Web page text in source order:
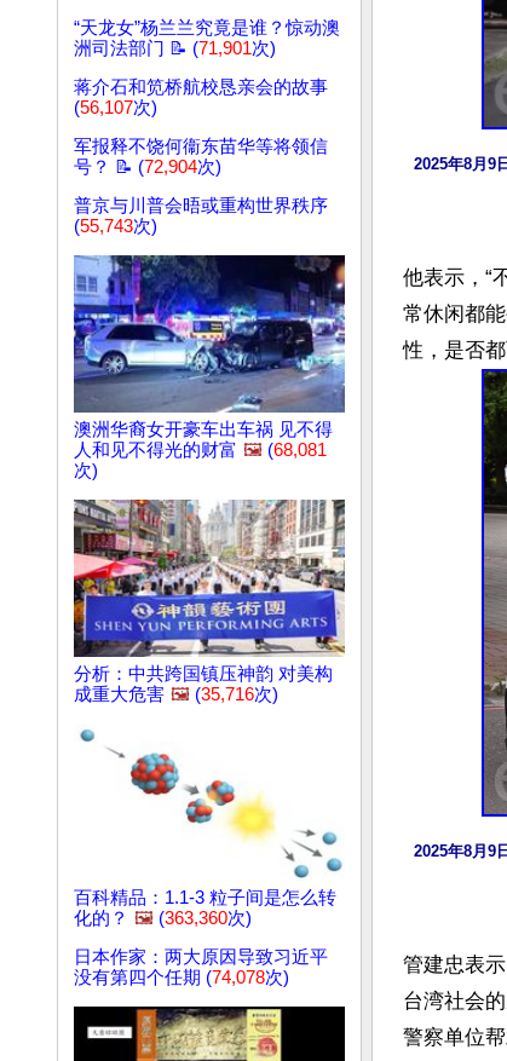
“天龙女”杨兰兰究竟是谁？惊动澳
洲司法部门 📝 (71,901次)
蒋介石和笕桥航校恳亲会的故事
(56,107次)
军报释不饶何衞东苗华等将领信
号？ 📝 (72,904次)
普京与川普会晤或重构世界秩序
(55,743次)
澳洲华裔女开豪车出车祸 见不得
人和见不得光的财富 🖼️ (68,081
次)
分析：中共跨国镇压神韵 对美构
成重大危害 🖼️ (35,716次)
百科精品：1.1-3 粒子间是怎么转
化的？ 🖼️ (363,360次)
日本作家：两大原因导致习近平
没有第四个任期 (74,078次)
2025年8月9
他表示，“
常休闲都
2025年8月9
管建忠表
台湾社会
警察单位